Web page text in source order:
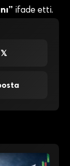
ifade etti.
𝕏